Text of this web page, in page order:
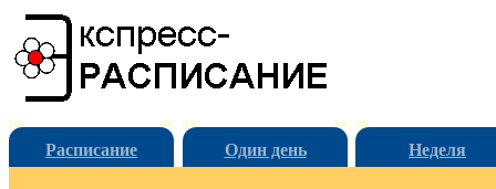
Расписание Один день Неделя